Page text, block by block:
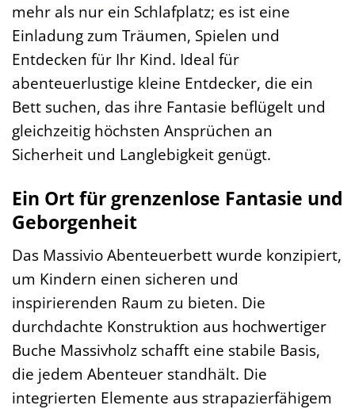
mehr als nur ein Schlafplatz; es ist eine
Einladung zum Träumen, Spielen und
Entdecken für Ihr Kind. Ideal für
abenteuerlustige kleine Entdecker, die ein
Bett suchen, das ihre Fantasie beflügelt und
gleichzeitig höchsten Ansprüchen an
Sicherheit und Langlebigkeit genügt.
Ein Ort für grenzenlose Fantasie und
Geborgenheit
Das Massivio Abenteuerbett wurde konzipiert,
um Kindern einen sicheren und
inspirierenden Raum zu bieten. Die
durchdachte Konstruktion aus hochwertiger
Buche Massivholz schafft eine stabile Basis,
die jedem Abenteuer standhält. Die
integrierten Elemente aus strapazierfähigem